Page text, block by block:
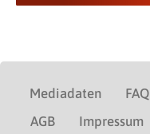
Mediadaten FAQ
AGB
Impressum